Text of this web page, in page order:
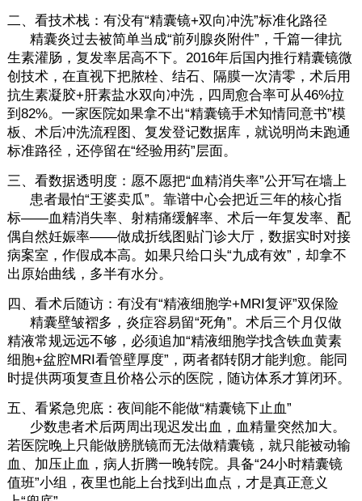
二、看技术栈：有没有“精囊镜+双向冲洗”标准化路径
精囊炎过去被简单当成“前列腺炎附件”，千篇一律抗
生素灌肠，复发率居高不下。2016年后国内推行精囊镜微
创技术，在直视下把脓栓、结石、隔膜一次清零，术后用
抗生素凝胶+肝素盐水双向冲洗，四周愈合率可从46%拉
到82%。一家医院如果拿不出“精囊镜手术知情同意书”模
板、术后冲洗流程图、复发登记数据库，就说明尚未跑通
标准路径，还停留在“经验用药”层面。
三、看数据透明度：愿不愿把“血精消失率”公开写在墙上
患者最怕“王婆卖瓜”。靠谱中心会把近三年的核心指
标——血精消失率、射精痛缓解率、术后一年复发率、配
偶自然妊娠率——做成折线图贴门诊大厅，数据实时对接
病案室，作假成本高。如果只给口头“九成有效”，却拿不
出原始曲线，多半有水分。
四、看术后随访：有没有“精液细胞学+MRI复评”双保险
精囊壁皱褶多，炎症容易留“死角”。术后三个月仅做
精液常规远远不够，必须追加“精液细胞学找含铁血黄素
细胞+盆腔MRI看管壁厚度”，两者都转阴才能判愈。能同
时提供两项复查且价格公示的医院，随访体系才算闭环。
五、看紧急兜底：夜间能不能做“精囊镜下止血”
少数患者术后两周出现迟发出血，血精量突然加大。
若医院晚上只能做膀胱镜而无法做精囊镜，就只能被动输
血、加压止血，病人折腾一晚转院。具备“24小时精囊镜
值班”小组，夜里也能上台找到出血点，才是真正意义